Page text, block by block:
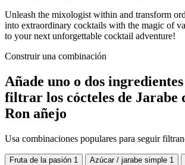
Unleash the mixologist within and transform
into extraordinary cocktails with the magic of
to your next unforgettable cocktail adventure!
Construir una combinación
Añade uno o dos
filtrar los cócteles de Jarabe
Ron añejo
Usa combinaciones populares para seguir
Fruta de la pasión 1 Azúcar / jarabe simple 1